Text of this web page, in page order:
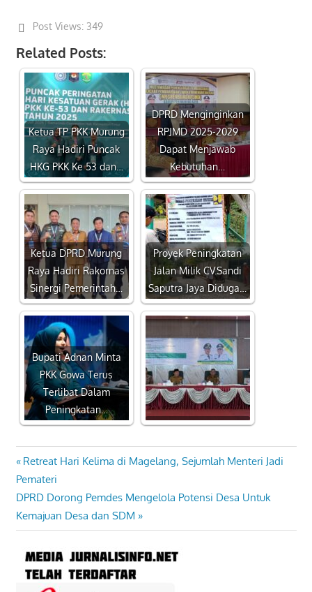
Post Views: 349
Related Posts:
Ketua TP PKK Murung
Raya Hadiri Puncak
HKG PKK Ke 53 dan…
DPRD Menginginkan
RPJMD 2025-2029
Dapat Menjawab
Kebutuhan…
Ketua DPRD Murung
Raya Hadiri Rakornas
Sinergi Pemerintah…
Proyek Peningkatan
Jalan Milik CV.Sandi
Saputra Jaya Diduga…
Bupati Adnan Minta
PKK Gowa Terus
Terlibat Dalam
Peningkatan…
Navigasi
pos
Previous
Post:
Retreat Hari Kelima di Magelang, Sejumlah Menteri Jadi
Pemateri
Next
Post:
DPRD Dorong Pemdes Mengelola Potensi Desa Untuk
Kemajuan Desa dan SDM